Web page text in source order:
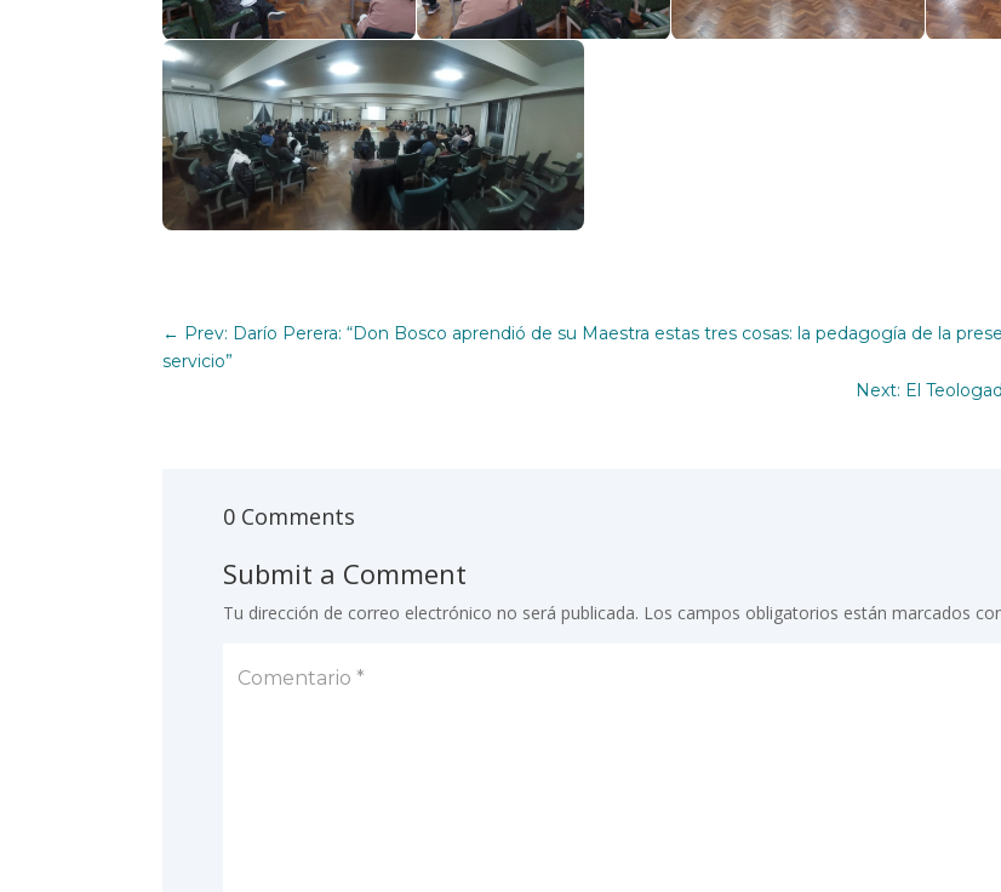
← Prev: Darío Perera: “Don Bosco aprendió de su Maestra estas tres cosas: la pedagogía de la
servicio”
Next: El
0 Comments
Submit a Comment
Tu dirección de correo electrónico no será publicada. Los campos obligatorios están marcados